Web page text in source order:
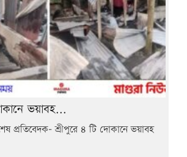
ভয়াবহ...
প্রতিবেদক- শ্রীপুরে ৪ টি দোকানে ভয়াবহ